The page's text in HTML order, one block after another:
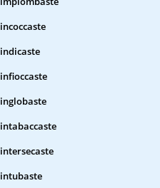
incoccaste
indicaste
infioccaste
inglobaste
intabaccaste
intersecaste
intubaste